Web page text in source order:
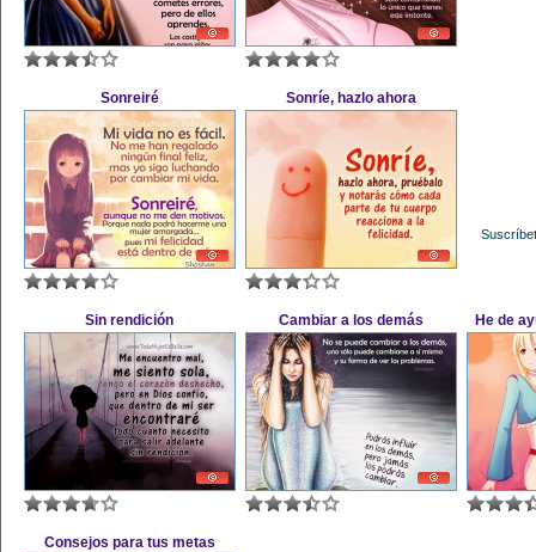
Sonreiré Sonríe, hazlo ahora
Sin rendición Cambiar a los demás He de
Consejos para tus metas